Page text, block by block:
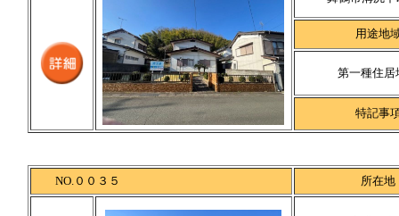
用途地
第一種住居
特記事
NO.００３５ 所在地